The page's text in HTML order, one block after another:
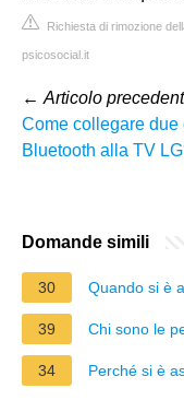
Richiesta di rimozione
psicosocial.it
← Articolo
Come collegare due
Bluetooth alla TV
Domande simili
30 Quando si è
39 Chi sono le
34 Perché si è